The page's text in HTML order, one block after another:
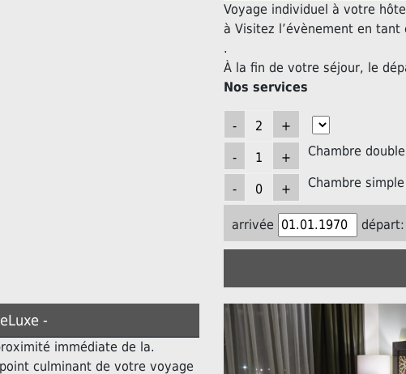
Voyage individuel à votre
à Visitez l’évènement en
.
À la fin de votre séjour, le
Nos services
Chambre
Chambre
arrivée départ:
-
immédiate de la.
culminant de votre voyage